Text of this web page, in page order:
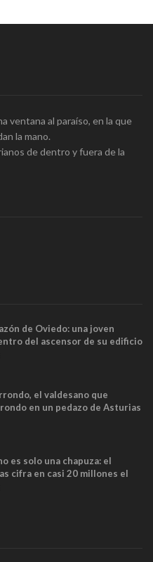
ventana al paraíso, en la que
la mano.
de dentro y fuera de la
de Oviedo: una joven
del ascensor de su edificio
sus últimos minutos
el valdesano que
en un pedazo de Asturias
es solo una chapuza: el
cifra en casi 20 millones el
que no cabían por los